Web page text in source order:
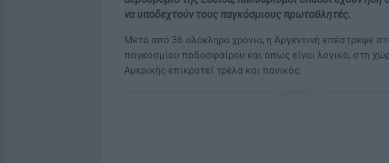
να υποδεχτούν τους παγκόσμιους πρωταθλητές.
Μετά από 36 ολόκληρα χρόνια, η Αργεντινή επέστρεψε
παγκοσμίου ποδοσφαίρου και όπως είναι λογικό, στη
Αμερικής επικρατεί τρέλα και πανικός.